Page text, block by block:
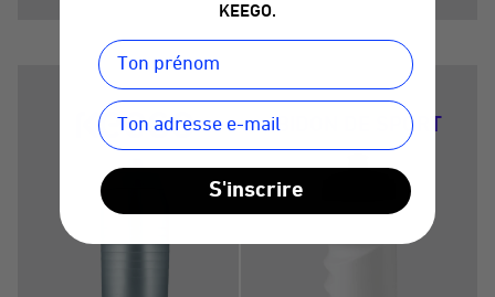
BIDON DE SPORT
KEEGO.
S'inscrire